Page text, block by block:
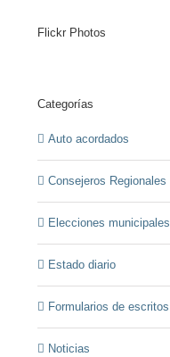
Flickr Photos
Categorías
Auto acordados
Consejeros Regionales
Elecciones municipales
Estado diario
Formularios de escritos
Noticias